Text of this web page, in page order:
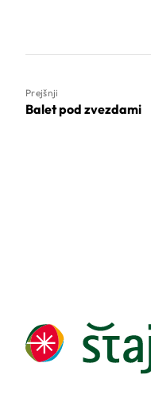
Prejšnji
Balet pod zvezdami